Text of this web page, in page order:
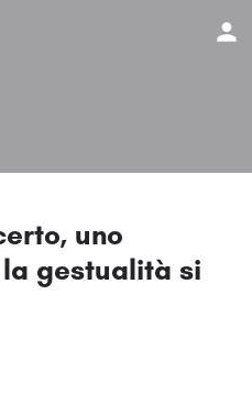
uno
gestualità si